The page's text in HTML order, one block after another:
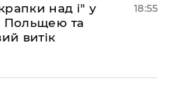
над і" у
Польщею та
витік
18:55